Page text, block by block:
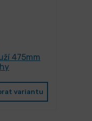
475mm
variantu